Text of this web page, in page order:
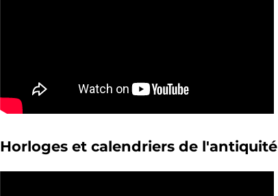
Horloges et calendriers de l'antiquité